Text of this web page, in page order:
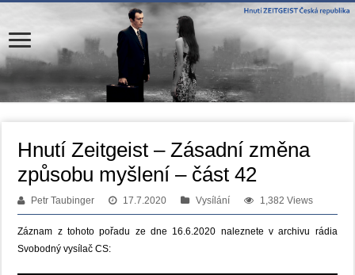
Hnutí Zeitgeist – Zásadní změna
způsobu myšlení – část 42
Petr Taubinger 17.7.2020 Vysílání 1,382 Views
Záznam z tohoto pořadu ze dne 16.6.2020 naleznete v archivu rádia
Svobodný vysílač CS: